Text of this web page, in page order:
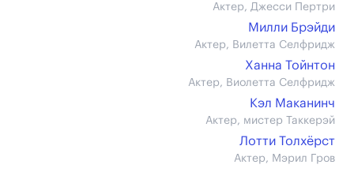
Актер, Джесси Пертри
Милли Брэйди
Актер, Вилетта Селфридж
Ханна Тойнтон
Актер, Виолетта Селфридж
Кэл Маканинч
Актер, мистер Таккерэй
Лотти Толхёрст
Актер, Мэрил Гров